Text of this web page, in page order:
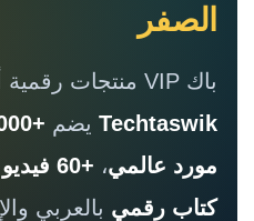
الصفر
باك VIP منتجات رقمية أسطوري من
Techtaswik يضم +100,000 قالب
مورد عالمي، +60 فيديو تدريبي
كتاب رقمي بالعربي